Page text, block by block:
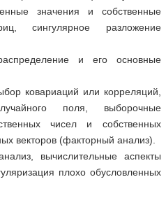
значения и собственные
сингулярное разложение
и его основные
ковариаций или корреляций,
поля, выборочные
чисел и собственных
векторов (факторный анализ).
вычислительные аспекты
плохо обусловленных